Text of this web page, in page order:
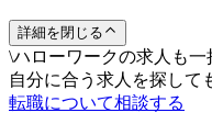
詳細を閉じる
\ハローワークの求人も一
自分に合う求人を探して
転職について相談する